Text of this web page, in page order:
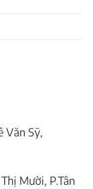
Văn Sỹ,
Mười, P.Tân